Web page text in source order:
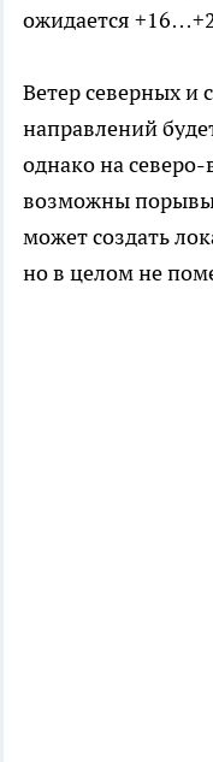
ожидается
Ветер северных и
направлений
однако на
возможны порывы
может создать
но в целом не